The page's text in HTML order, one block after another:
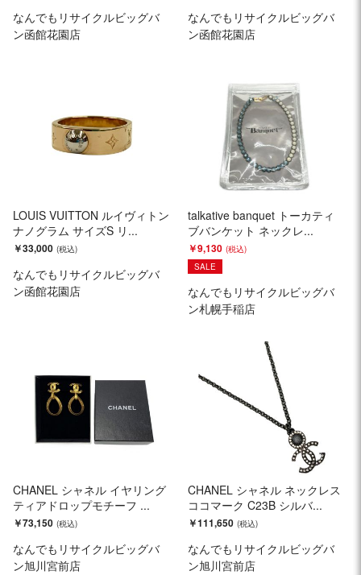
なんでもリサイクルビッグバ
ン函館花園店
なんでもリサイクルビッグバ
ン函館花園店
LOUIS VUITTON ルイヴィトン
ナノグラム サイズS リ...
￥33,000
なんでもリサイクルビッグバ
ン函館花園店
talkative banquet トーカティ
ブバンケット ネックレ...
￥9,130
SALE
なんでもリサイクルビッグバ
ン札幌手稲店
CHANEL シャネル イヤリング
ティアドロップモチーフ ...
￥73,150
なんでもリサイクルビッグバ
ン旭川宮前店
CHANEL シャネル ネックレス
ココマーク C23B シルバ...
￥111,650
なんでもリサイクルビッグバ
ン旭川宮前店